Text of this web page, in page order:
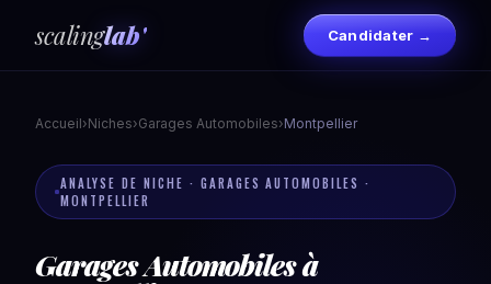
scalinglab' Candidater →
Accueil›Niches›Garages Automobiles›Montpellier
ANALYSE DE NICHE · GARAGES AUTOMOBILES ·
MONTPELLIER
Garages Automobiles à